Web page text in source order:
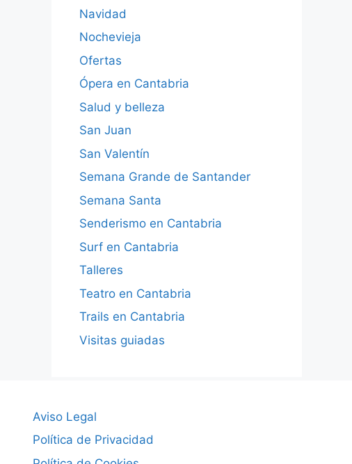
Navidad
Nochevieja
Ofertas
Ópera en Cantabria
Salud y belleza
San Juan
San Valentín
Semana Grande de Santander
Semana Santa
Senderismo en Cantabria
Surf en Cantabria
Talleres
Teatro en Cantabria
Trails en Cantabria
Visitas guiadas
Aviso Legal
Política de Privacidad